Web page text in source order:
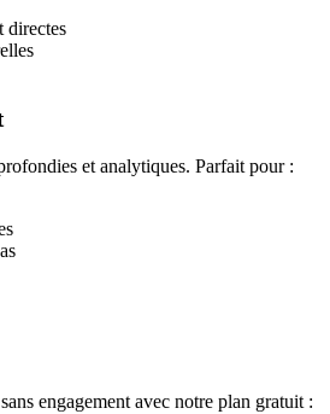
directes
et analytiques. Parfait pour :
engagement avec notre plan gratuit :